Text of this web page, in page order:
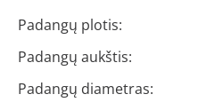
Padangų plotis:
Padangų aukštis:
Padangų diametras: